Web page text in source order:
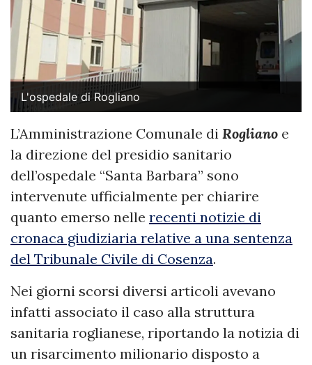
L'ospedale di Rogliano
L’Amministrazione Comunale di Rogliano e
la direzione del presidio sanitario
dell’ospedale “Santa Barbara” sono
intervenute ufficialmente per chiarire
quanto emerso nelle recenti notizie di
cronaca giudiziaria relative a una sentenza
del Tribunale Civile di Cosenza.
Nei giorni scorsi diversi articoli avevano
infatti associato il caso alla struttura
sanitaria roglianese, riportando la notizia di
un risarcimento milionario disposto a